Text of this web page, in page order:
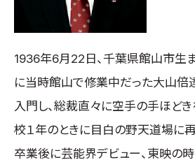
1936年6月22日、千葉県館山市生
に当時館山で修業中だった大山倍
入門し、総裁直々に空手の手ほどき
校１年のときに目白の野天道場に再
卒業後に芸能界デビュー、東映の時